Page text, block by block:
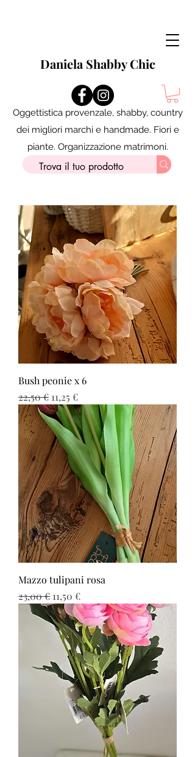
Daniela Shabby Chic
Oggettistica provenzale, shabby, country
dei migliori marchi e handmade. Fiori e
piante. Organizzazione matrimoni.
Bush peonie x 6
Prezzo regolare
22,50 € Prezzo scontato
11,25 €
Mazzo tulipani rosa
Prezzo regolare
23,00 € Prezzo scontato
11,50 €